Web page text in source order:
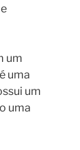
um
uma
um
uma